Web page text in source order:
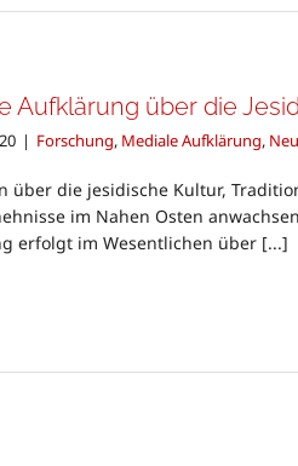
Aufklärung über die
| Forschung, Mediale Aufklärung,
über die jesidische Kultur,
im Nahen Osten
erfolgt im Wesentlichen über [...]